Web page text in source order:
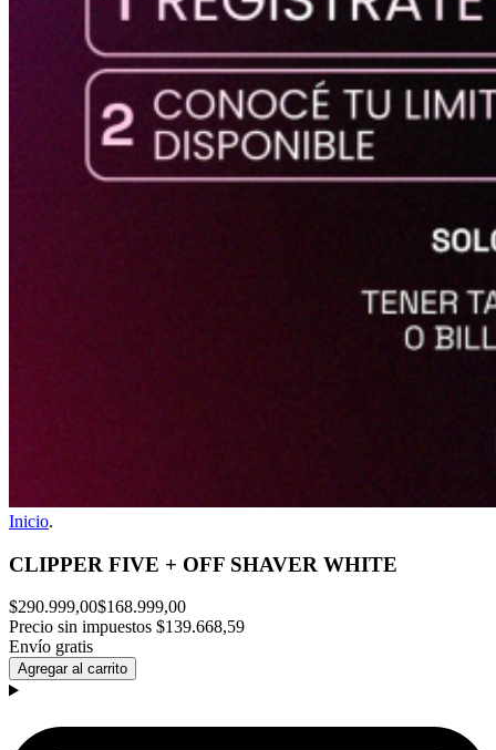
Inicio.
CLIPPER FIVE + OFF SHAVER WHITE
$290.999,00$168.999,00
Precio sin impuestos $139.668,59
Envío gratis
Agregar al carrito